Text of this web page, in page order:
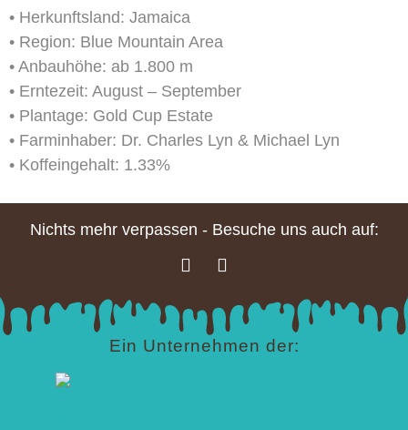
• Herkunftsland: Jamaica
• Region: Blue Mountain Area
• Anbauhöhe: ab 1.800 m
• Erntezeit: August – September
• Plantage: Gold Cup Estate
• Farminhaber: Dr. Charles Lyn & Michael Lyn
• Koffeingehalt: 1.33%
Nichts mehr verpassen - Besuche uns auch auf:
Ein Unternehmen der: